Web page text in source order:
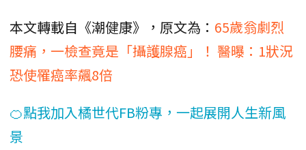
本文轉載自《潮健康》，原文為： 65歲翁劇烈
腰痛，一檢查竟是「攝護腺癌」！ 醫曝：1狀況
恐使罹癌率飆8倍
🍊點我加入橘世代FB粉專，一起展開人生新風
景